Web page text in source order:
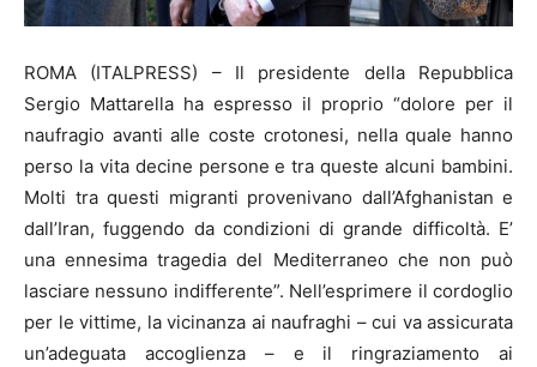
ROMA (ITALPRESS) – Il presidente della Repubblica
Sergio Mattarella ha espresso il proprio “dolore per il
naufragio avanti alle coste crotonesi, nella quale hanno
perso la vita decine persone e tra queste alcuni bambini.
Molti tra questi migranti provenivano dall’Afghanistan e
dall’Iran, fuggendo da condizioni di grande difficoltà. E’
una ennesima tragedia del Mediterraneo che non può
lasciare nessuno indifferente”. Nell’esprimere il cordoglio
per le vittime, la vicinanza ai naufraghi – cui va assicurata
un’adeguata accoglienza – e il ringraziamento ai